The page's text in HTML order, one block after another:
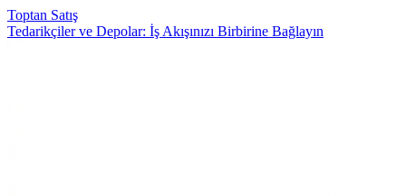
Toptan Satış
Tedarikçiler ve Depolar: İş Akışınızı Birbirine Bağlayın